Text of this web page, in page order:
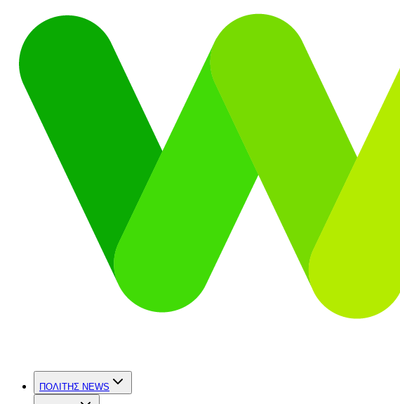
ΠΟΛΙΤΗΣ NEWS